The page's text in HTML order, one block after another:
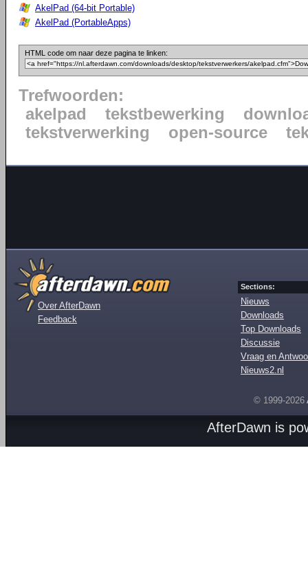
AkelPad (64-bit Portable)
AkelPad (PortableApps)
HTML code om naar deze pagina te linken:
Trefwoorden:
akelpad
tekstbewerking
tekstverwerking
open-source
Over AfterDawn
Feedback
Sections:
Nieuws
Downloads
Top Downloads
Discussie
Vraag en
Nieuws2.nl
© 1999-2026
AfterDawn is